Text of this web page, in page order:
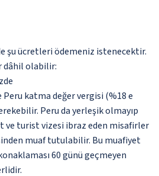
şu ücretleri ödemeniz istenecektir.
dâhil olabilir:
katma değer vergisi (%18 e
Peru da yerleşik olmayıp
ve turist vizesi ibraz eden misafirler
muaf tutulabilir. Bu muafiyet
60 günü geçmeyen